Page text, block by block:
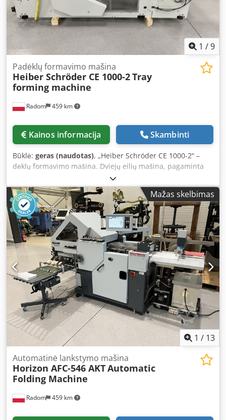
1 /9
Radom 459 km
Padėklų formavimo mašina
Heiber Schröder CE 1000-2Tray
forming machine
Kainos informacija Skambinti
Būklė: geras (naudotas), „Heiber Schröder CE 1000-2“ –
dėklų formavimo mašina. Dviejų eilių mašina, pagaminta
„Heiber & Schröder“ įmonės, Vokietijoje. Pagaminta 2011
m. Cedpszlad Dofx Am Rsrf Aprašymas: Šia mašina galima
gaminti įvairią pakuotę, tokią kaip dėklai, dėklai su
dangčiais, hermetiški dėklai (uždaryti – iš vidaus išklijuoti
PE plėvele), „clam-shell“ tipo dėklai (burgeriams), bulvytės,
kiniški patiekalai (kūgiškos formos) ir kt. Komplekte yra
dokumentacija, įrankiai, priedai ir „Nordson“ karštojo bei
šaltojo klijų padavimo sistema.
Mažas skelbimas
1 / 13
Radom 459 km
Automatinė lankstymo mašina
Horizon AFC-546 AKTAutomatic
Folding Machine